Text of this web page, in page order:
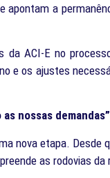
apontam a
da ACI-E no
e os ajustes
as nossas
nova etapa.
as rodovias